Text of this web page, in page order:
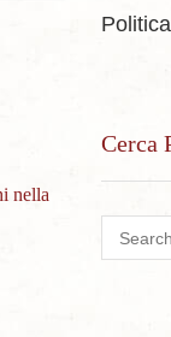
nella
Cerca
Search